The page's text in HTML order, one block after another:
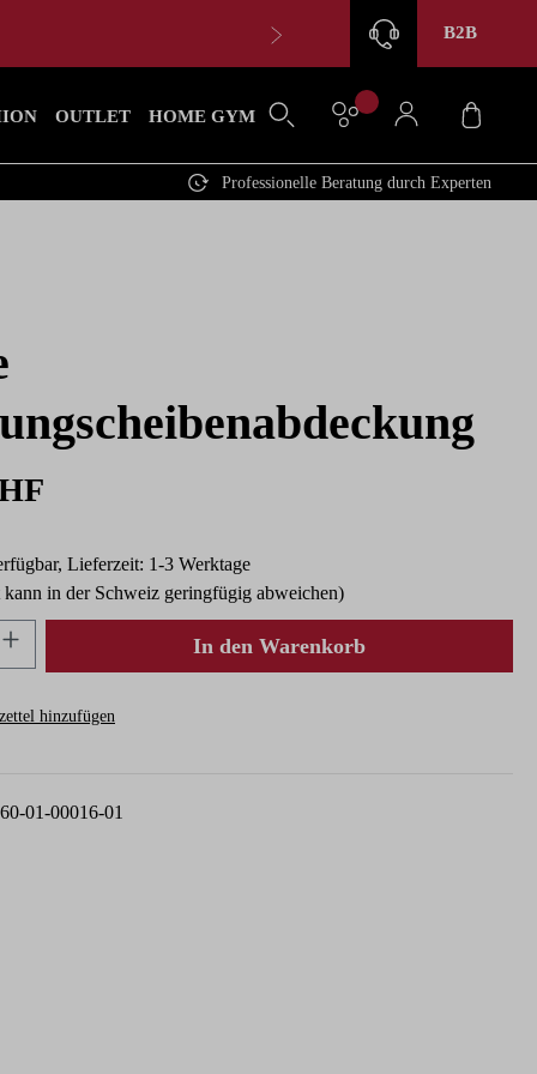
B2B
OUTLET HOME GYM
Professionelle Beratung durch Experten
Lieferzeit: 1-3 Werktage
in der Schweiz geringfügig abweichen)
Gib den gewünschten Wert ein oder
In den Warenkorb
hinzufügen
01-00016-01